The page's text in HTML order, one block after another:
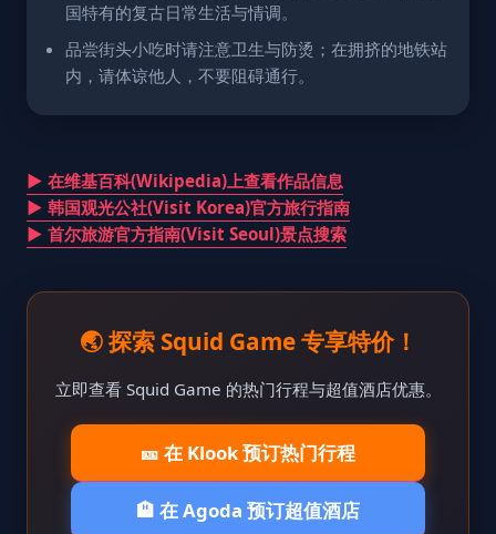
国特有的复古日常生活与情调。
品尝街头小吃时请注意卫生与防烫；在拥挤的地铁站
内，请体谅他人，不要阻碍通行。
▶ 在维基百科(Wikipedia)上查看作品信息
▶ 韩国观光公社(Visit Korea)官方旅行指南
▶ 首尔旅游官方指南(Visit Seoul)景点搜索
🌏 探索 Squid Game 专享特价！
立即查看 Squid Game 的热门行程与超值酒店优惠。
🎫 在 Klook 预订热门行程
🏨 在 Agoda 预订超值酒店